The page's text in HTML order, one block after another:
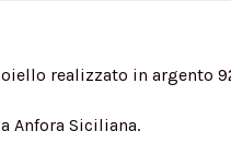
realizzato in argento
Anfora Siciliana.